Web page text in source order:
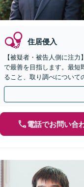
住居侵入
【被疑者・被告人側に注
で最善を目指します。最短
ること、取り調べについて
休日対応】
電話でお問い合